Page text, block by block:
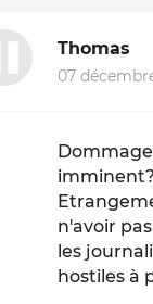
Thomas
07
n'avoir
les
hostiles à